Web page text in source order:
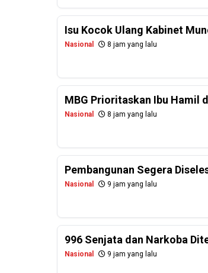
Isu Kocok Ulang Kabinet
Nasional 8 jam yang lalu
MBG Prioritaskan Ibu Hamil
Nasional 8 jam yang lalu
Pembangunan Segera
Nasional 9 jam yang lalu
996 Senjata dan Narkoba
Nasional 9 jam yang lalu